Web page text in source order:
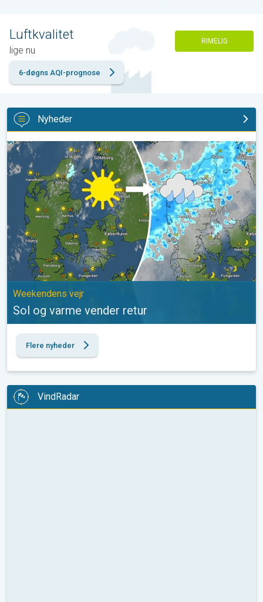
Luftkvalitet
lige nu
RIMELIG
6-døgns AQI-prognose
Nyheder
Sol og varme vender retur. Weekendens vejr. . .
Weekendens vejr
Sol og varme vender retur
Flere nyheder
VindRadar